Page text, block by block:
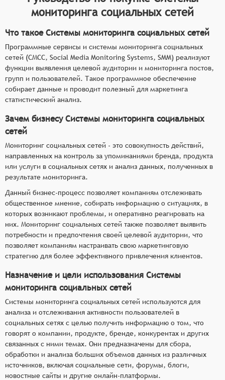
мониторинга социальных сетей
Что такое Системы мониторинга социальных сетей
Программные сервисы и системы мониторинга социальных
сетей (СМСС, Social Media Monitoring Systems, SMM) реализуют
функции выявления целевой аудитории и мониторинга постов,
групп и пользователей. Такое программное обеспечение
собирает данные и проводит полезный для маркетинга
статистический анализ.
Зачем бизнесу Системы мониторинга социальных
сетей
Мониторинг социальных сетей - это совокупность действий,
направленных на контроль за упоминаниями бренда, продукта
или услуги в социальных сетях и анализ данных, полученных в
результате мониторинга.
Данный бизнес-процесс позволяет компаниям отслеживать
общественное мнение, собирать информацию о ситуациях, в
которых возникают проблемы, и оперативно реагировать на
них. Мониторинг социальных сетей также позволяет выявить
потребности и предпочтения своей целевой аудитории, что
позволяет компаниям настраивать свою маркетинговую
стратегию для более эффективного привлечения клиентов.
Назначение и цели использования Системы
мониторинга социальных сетей
Системы мониторинга социальных сетей используются для
анализа и отслеживания активности пользователей в
социальных сетях с целью получить информацию о том, что
говорят о компании, продукте, бренде, конкурентах и других
связанных с ними темах. Они предназначены для сбора,
обработки и анализа больших объемов данных из различных
источников, включая социальные сети, форумы, блоги,
новостные сайты и другие онлайн-платформы.